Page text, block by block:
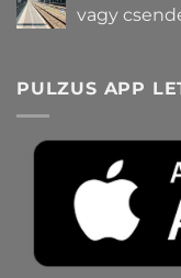
vagy
PULZUS APP